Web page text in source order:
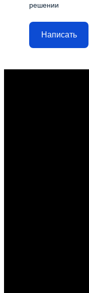
решении
Написать